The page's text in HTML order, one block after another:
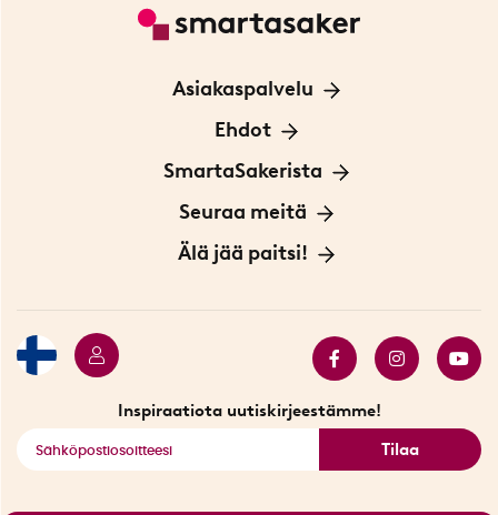
Asiakaspalvelu
Ota yhteyttä
Ehdot
Tietoa evästeistä
Yksityisyydensuoja
Sopimusehdot
SmartaSakerista
Meistä
Myymälä Tukholmassa
Seuraa meitä
Innovaattoriblogi
Älä jää paitsi!
Inspiraatiota uutiskirjeestämme!
Tilaa